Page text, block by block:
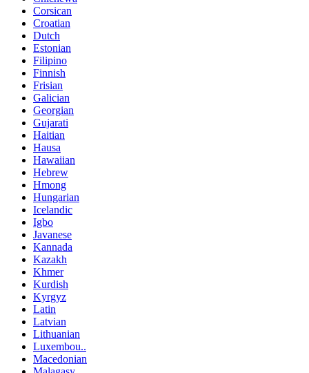
Corsican
Croatian
Dutch
Estonian
Filipino
Finnish
Frisian
Galician
Georgian
Gujarati
Haitian
Hausa
Hawaiian
Hebrew
Hmong
Hungarian
Icelandic
Igbo
Javanese
Kannada
Kazakh
Khmer
Kurdish
Kyrgyz
Latin
Latvian
Lithuanian
Luxembou..
Macedonian